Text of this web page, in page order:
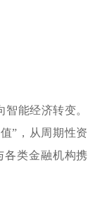
能经济转变。
”，从周期性资
各类金融机构携